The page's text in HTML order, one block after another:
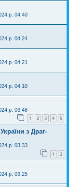
р. 04:40
р. 04:24
р. 04:21
р. 04:10
р. 03:48
1 2 3 4 5
з Драг-
р. 03:33
1 2
р. 03:25